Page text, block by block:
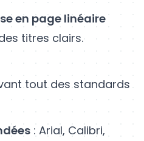
en page linéaire
titres clairs.
tout des standards
: Arial, Calibri,